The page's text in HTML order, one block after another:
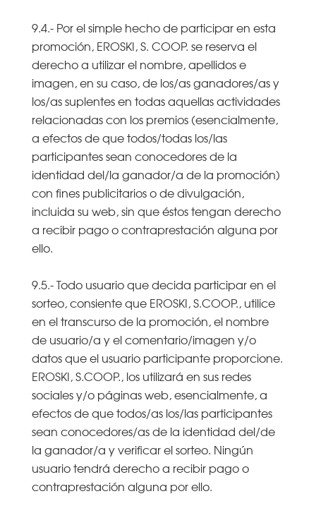
9.4.- Por el simple hecho de participar en esta
promoción, EROSKI, S. COOP. se reserva el
derecho a utilizar el nombre, apellidos e
imagen, en su caso, de los/as ganadores/as y
los/as suplentes en todas aquellas actividades
relacionadas con los premios (esencialmente,
a efectos de que todos/todas los/las
participantes sean conocedores de la
identidad del/la ganador/a de la promoción)
con fines publicitarios o de divulgación,
incluida su web, sin que éstos tengan derecho
a recibir pago o contraprestación alguna por
ello.
9.5.- Todo usuario que decida participar en el
sorteo, consiente que EROSKI, S.COOP., utilice
en el transcurso de la promoción, el nombre
de usuario/a y el comentario/imagen y/o
datos que el usuario participante proporcione.
EROSKI, S.COOP., los utilizará en sus redes
sociales y/o páginas web, esencialmente, a
efectos de que todos/as los/las participantes
sean conocedores/as de la identidad del/de
la ganador/a y verificar el sorteo. Ningún
usuario tendrá derecho a recibir pago o
contraprestación alguna por ello.